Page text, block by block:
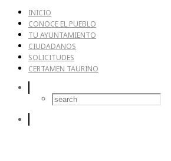
INICIO
CONOCE EL PUEBLO
TU AYUNTAMIENTO
CIUDADANOS
SOLICITUDES
CERTAMEN TAURINO